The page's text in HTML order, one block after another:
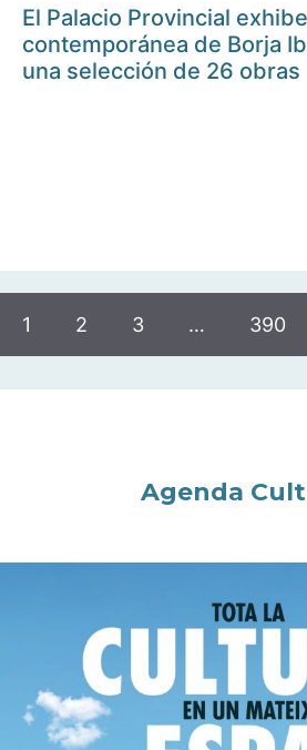
El Palacio Provincial
contemporánea de Borja
una selección de 26 obras
1 2 3 … 390
Agenda